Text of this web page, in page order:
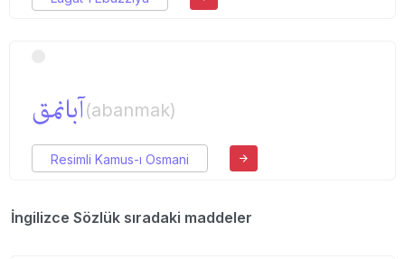
آبانمق(abanmak)
Resimli Kamus-ı Osmani
İngilizce Sözlük sıradaki maddeler